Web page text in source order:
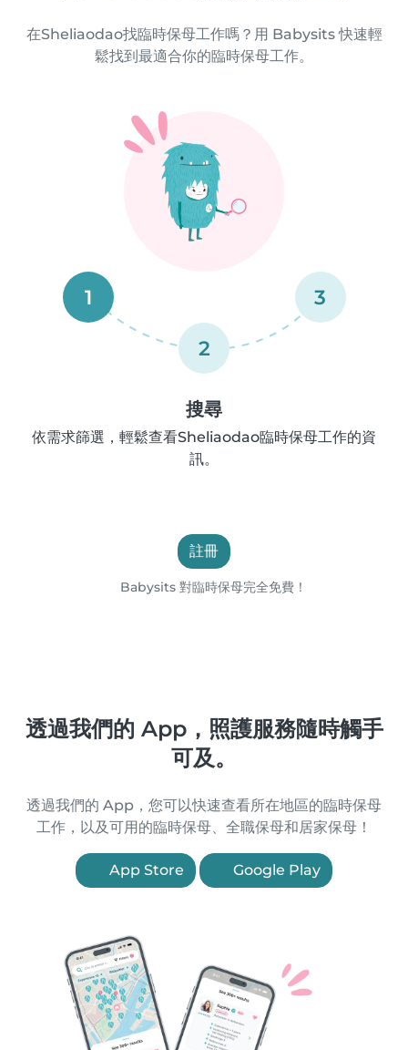
在Sheliaodao找臨時保母工作嗎？用 Babysits 快速輕
鬆找到最適合你的臨時保母工作。
1
2
3
搜尋
依需求篩選，輕鬆查看Sheliaodao臨時保母工作的資
訊。
註冊
Babysits 對臨時保母完全免費！
透過我們的 App，照護服務隨時觸手
可及。
透過我們的 App，您可以快速查看所在地區的臨時保母
工作，以及可用的臨時保母、全職保母和居家保母！
App Store Google Play